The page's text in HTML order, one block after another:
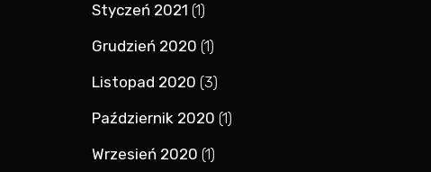
Styczeń 2021 (1)
Grudzień 2020 (1)
Listopad 2020 (3)
Październik 2020 (1)
Wrzesień 2020 (1)